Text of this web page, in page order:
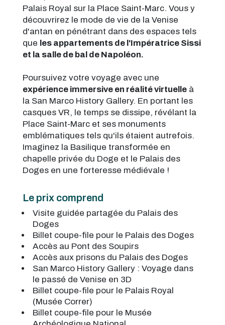
Palais Royal sur la Place Saint-Marc. Vous y
découvrirez le mode de vie de la Venise
d'antan en pénétrant dans des espaces tels
que les appartements de l'Impératrice Sissi
et la salle de bal de Napoléon.
Poursuivez votre voyage avec une
expérience immersive en réalité virtuelleà
la San Marco History Gallery. En portant les
casques VR, le temps se dissipe, révélant la
Place Saint-Marc et ses monuments
emblématiques tels qu'ils étaient autrefois.
Imaginez la Basilique transformée en
chapelle privée du Doge et le Palais des
Doges en une forteresse médiévale !
Le prix comprend
Visite guidée partagée du Palais des
Doges
Billet coupe-file pour le Palais des Doges
Accès au Pont des Soupirs
Accès aux prisons du Palais des Doges
San Marco History Gallery : Voyage dans
le passé de Venise en 3D
Billet coupe-file pour le Palais Royal
(Musée Correr)
Billet coupe-file pour le Musée